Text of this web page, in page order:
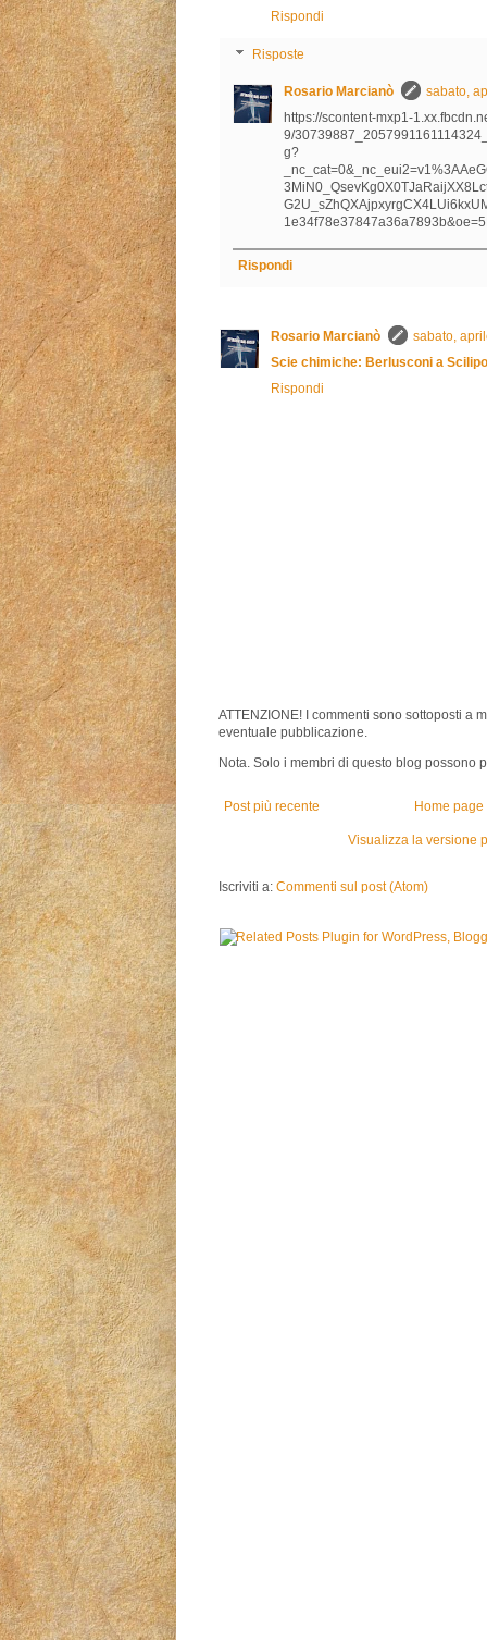
Rispondi
Risposte
Rosario Marcianò
sabato,
https://scontent-mxp1-
9/
g?
Rispondi
Rosario Marcianò
sabato,
Scie chimiche: Berlusconi a
Rispondi
ATTENZIONE! I commenti sono sottoposti a
eventuale pubblicazione.
Nota. Solo i membri di questo blog possono
Post più recente Home page
Visualizza la versione
Iscriviti a:Commenti sul post (Atom)